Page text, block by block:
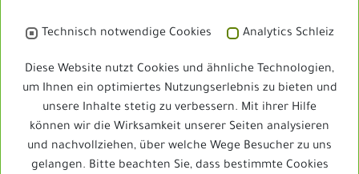
Schleizer Dreieck Jedermann
Technisch notwendige Cookies Analytics Schleiz
Diese Website nutzt Cookies und ähnliche Technologien,
um Ihnen ein optimiertes Nutzungserlebnis zu bieten und
unsere Inhalte stetig zu verbessern. Mit ihrer Hilfe
können wir die Wirksamkeit unserer Seiten analysieren
und nachvollziehen, über welche Wege Besucher zu uns
gelangen. Bitte beachten Sie, dass bestimmte Cookies